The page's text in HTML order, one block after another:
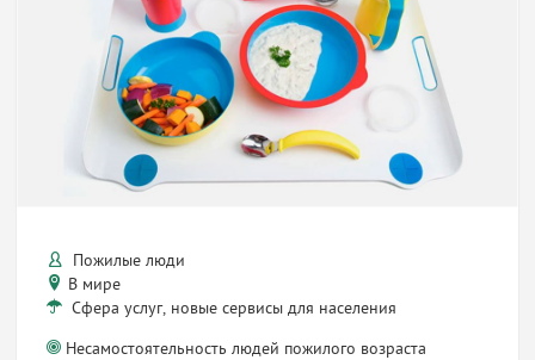
Пожилые люди
В мире
Сфера услуг, новые сервисы для населения
Несамостоятельность людей пожилого возраста